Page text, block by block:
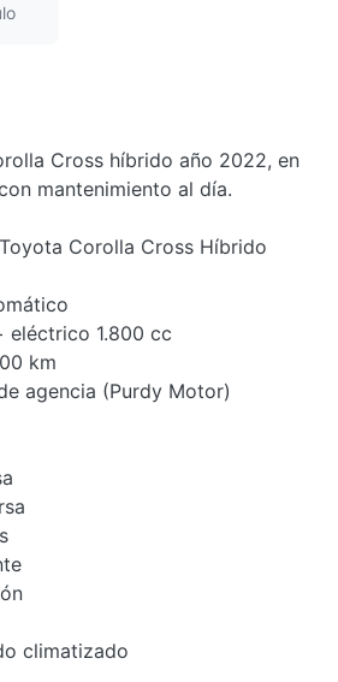
Cross híbrido año 2022, en
mantenimiento al día.
Corolla Cross Híbrido
eléctrico 1.800 cc
km
agencia (Purdy Motor)
climatizado